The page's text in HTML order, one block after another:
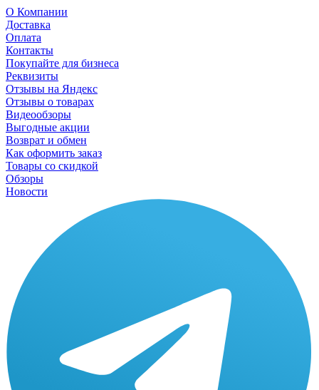
О Компании
Доставка
Оплата
Контакты
Покупайте для бизнеса
Реквизиты
Отзывы на Яндекс
Отзывы о товарах
Видеообзоры
Выгодные акции
Возврат и обмен
Как оформить заказ
Товары со скидкой
Обзоры
Новости